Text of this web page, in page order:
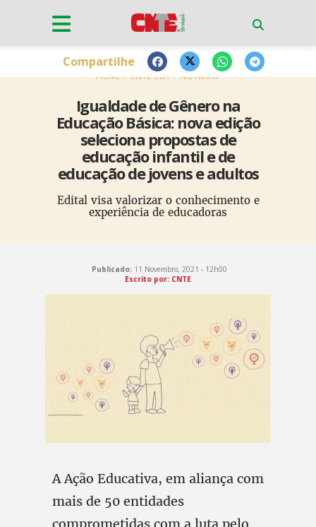
HOME CNTE-CUT NOTÍCIAS
Igualdade de Gênero na
Educação Básica: nova edição
seleciona propostas de
educação infantil e de
educação de jovens e adultos
Edital visa valorizar o conhecimento e
experiência de educadoras
Compartilhe
Publicado:11 Novembro, 2021 - 12h00
Escrito por: CNTE
A Ação Educativa, em aliança com
mais de 50 entidades